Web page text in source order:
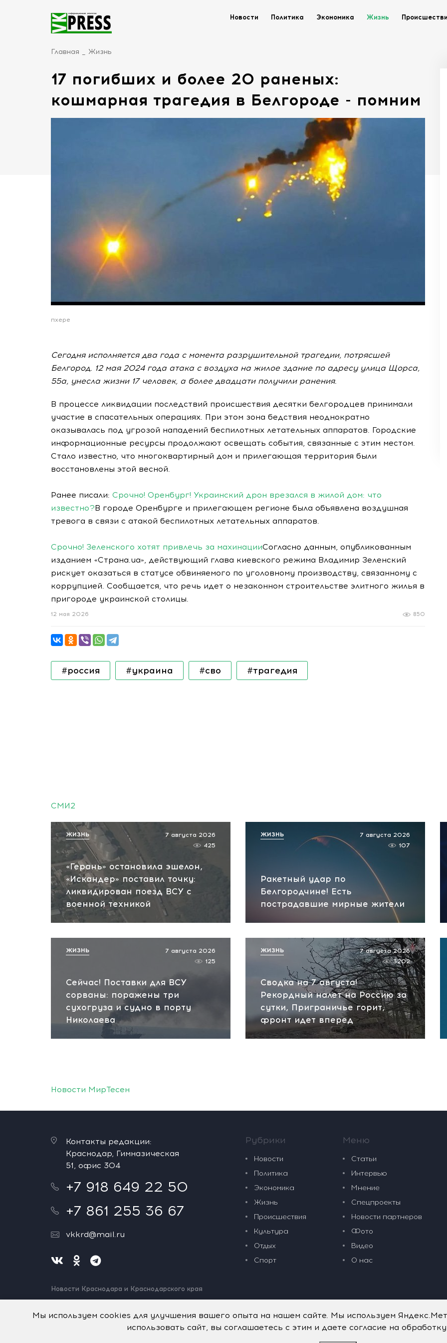
Новости Политика Экономика Жизнь
Главная Жизнь
17 погибших и более 20 раненых:
кошмарная трагедия в Белгороде - помним
пхере
Сегодня исполняется два года с момента разрушительной трагедии, потрясшей
Белгород. 12 мая 2024 года атака с воздуха на жилое здание по адресу улица Щорса,
55а, унесла жизни 17 человек, а более двадцати получили ранения.
В процессе ликвидации последствий происшествия десятки белгородцев принимали
участие в спасательных операциях. При этом зона бедствия неоднократно
оказывалась под угрозой нападений беспилотных летательных аппаратов. Городские
информационные ресурсы продолжают освещать события, связанные с этим местом.
Стало известно, что многоквартирный дом и прилегающая территория были
восстановлены этой весной.
Ранее писали: Срочно! Оренбург! Украинский дрон врезался в жилой дом: что
известно?В городе Оренбурге и прилегающем регионе была объявлена воздушная
тревога в связи с атакой беспилотных летательных аппаратов.
Срочно! Зеленского хотят привлечь за махинацииСогласно данным, опубликованным
изданием «Страна.ua», действующий глава киевского режима Владимир Зеленский
рискует оказаться в статусе обвиняемого по уголовному производству, связанному с
коррупцией. Сообщается, что речь идет о незаконном строительстве элитного жилья в
пригороде украинской столицы.
850
12 мая 2026
#россия #украина #сво #трагедия
СМИ2
«Герань» остановила эшелон,
«Искандер» поставил точку:
ликвидирован поезд ВСУ с
военной техникой
7 августа 2026
425
ЖИЗНЬ
Ракетный удар по
Белгородчине! Есть
пострадавшие мирные жители
7 августа 2026
107
ЖИЗНЬ
Сейчас! Поставки для ВСУ
сорваны: поражены три
сухогруза и судно в порту
Николаева
7 августа 2026
125
ЖИЗНЬ
Сводка на 7 августа!
Рекордный налет на Россию за
сутки, Приграничье горит,
фронт идет вперед
7 августа 2026
3202
ЖИЗНЬ
Новости МирТесен
Контакты редакции:
Краснодар, Гимназическая
51, офис 304
+7 918 649 22 50
+7 861 255 36 67
vkkrd@mail.ru
Новости Краснодара и Краснодарского края
Нашли ошибку? Выделите и нажмите Ctrl+Enter.
Рубрики
Новости
Политика
Экономика
Жизнь
Происшествия
Культура
Отдых
Спорт
Меню
Статьи
Интервью
Мнение
Спецпроекты
Новости партнеров
Фото
Видео
О нас
Мы используем cookies для улучшения вашего опыта на нашем сайте. Мы используем
использовать сайт, вы соглашаетесь с этим и даете согласие на